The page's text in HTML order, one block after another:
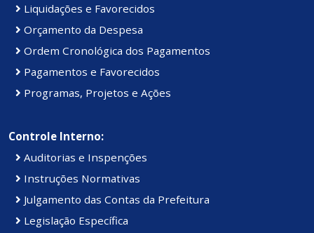
Liquidações e Favorecidos
Orçamento da Despesa
Ordem Cronológica dos Pagamentos
Pagamentos e Favorecidos
Programas, Projetos e Ações
Controle Interno:
Auditorias e Inspenções
Instruções Normativas
Julgamento das Contas da Prefeitura
Legislação Específica